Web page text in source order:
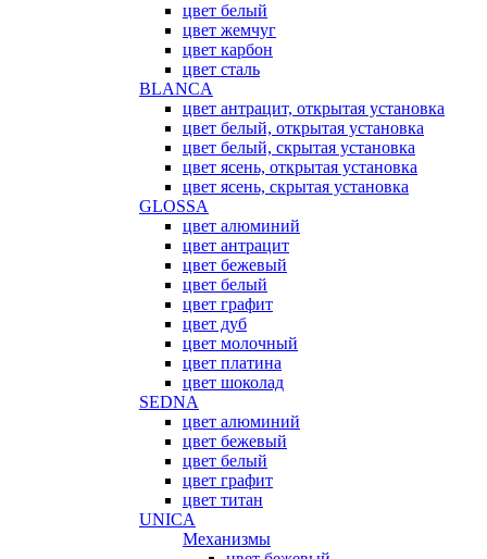
цвет белый
цвет жемчуг
цвет карбон
цвет сталь
BLANCA
цвет антрацит, открытая установка
цвет белый, открытая установка
цвет белый, скрытая установка
цвет ясень, открытая установка
цвет ясень, скрытая установка
GLOSSA
цвет алюминий
цвет антрацит
цвет бежевый
цвет белый
цвет графит
цвет дуб
цвет молочный
цвет платина
цвет шоколад
SEDNA
цвет алюминий
цвет бежевый
цвет белый
цвет графит
цвет титан
UNICA
Механизмы